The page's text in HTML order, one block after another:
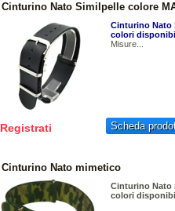
Cinturino Nato Similpelle colore
Cinturino Nato
colori
Misure...
Registrati Scheda
Cinturino Nato mimetico
Cinturino Nato
colori